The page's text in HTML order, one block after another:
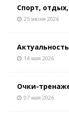
Спорт,
25 июня 2026
14 мая 2026
Очки-
07 мая 2026